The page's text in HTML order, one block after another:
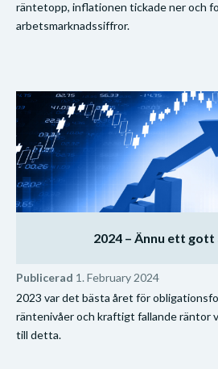
räntetopp, inflationen tickade ner och
arbetsmarknadssiffror.
2024 – Ännu ett gott
Publicerad 1. February 2024
2023 var det bästa året för
räntenivåer och kraftigt fallande räntor
till detta.